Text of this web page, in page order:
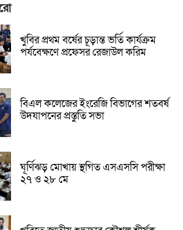
খুবির প্রথম বর্ষের চূড়ান্ত ভর্তি কার্যক্রম
পর্যবেক্ষণে প্রফেসর রেজাউল করিম
বিএল কলেজের ইংরেজি বিভাগের শতবর্ষ
উদযাপনের প্রস্তুতি সভা
ঘূর্ণিঝড় মোখায় স্থগিত এসএসসি পরীক্ষা
২৭ ও ২৮ মে